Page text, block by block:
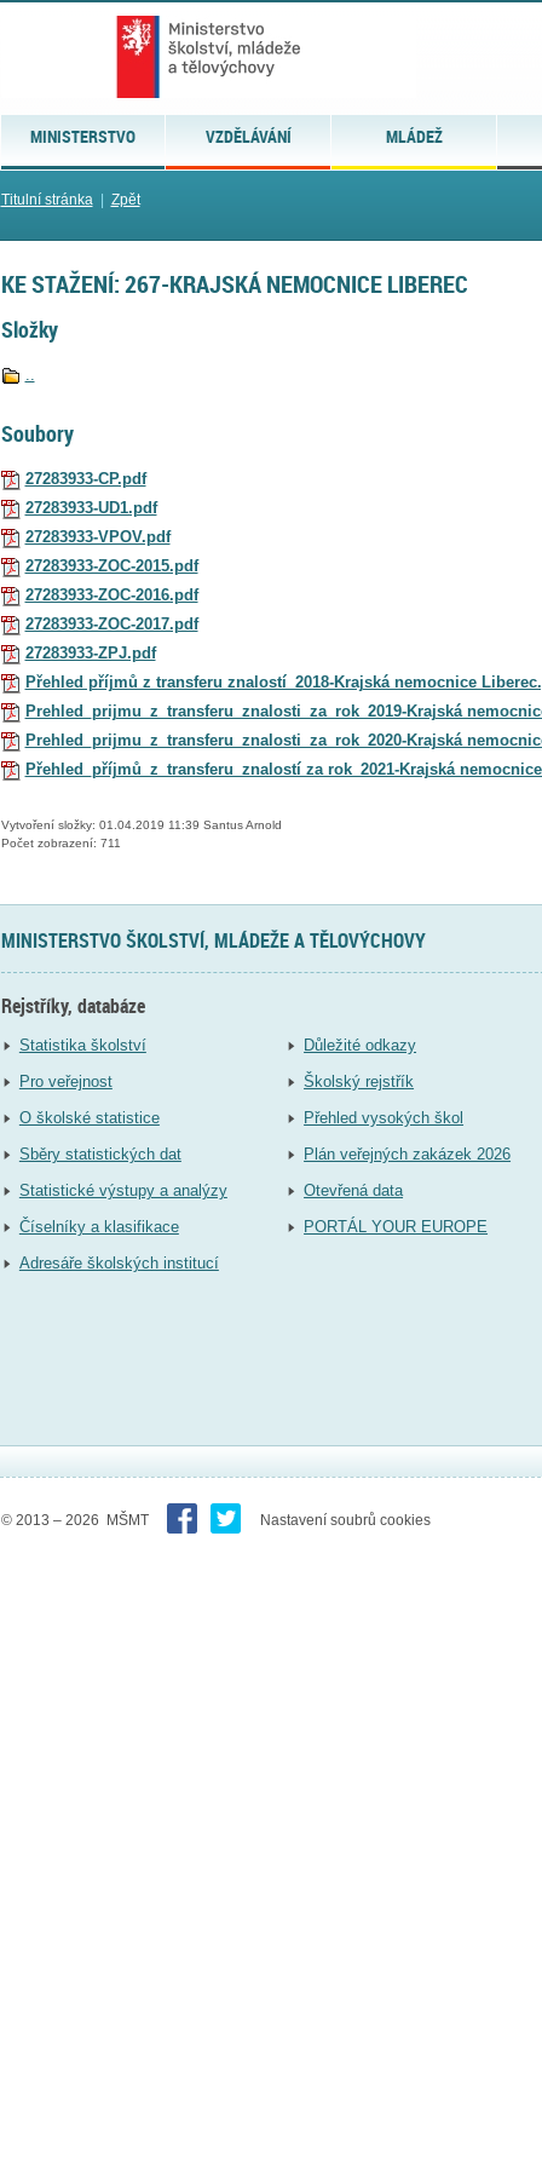
MINISTERSTVO VZDĚLÁVÁNÍ MLÁDEŽ
Titulní stránka| Zpět
KE STAŽENÍ: 267-KRAJSKÁ NEMOCNICE LIBEREC
Složky
..
Soubory
27283933-CP.pdf
27283933-UD1.pdf
27283933-VPOV.pdf
27283933-ZOC-2015.pdf
27283933-ZOC-2016.pdf
27283933-ZOC-2017.pdf
27283933-ZPJ.pdf
Přehled příjmů z transferu znalostí_2018-Krajská nemocnice
Prehled_prijmu_z_transferu_znalosti_za_rok_2019-Krajská
Prehled_prijmu_z_transferu_znalosti_za_rok_2020-Krajská
Přehled_příjmů_z_transferu_znalostí za rok_2021-Krajská
Vytvoření složky: 01.04.2019 11:39 Santus Arnold
Počet zobrazení: 711
MINISTERSTVO ŠKOLSTVÍ, MLÁDEŽE A TĚLOVÝCHOVY
Rejstříky, databáze
Statistika školství
Pro veřejnost
O školské statistice
Sběry statistických dat
Statistické výstupy a analýzy
Číselníky a klasifikace
Adresáře školských institucí
Důležité odkazy
Školský rejstřík
Přehled vysokých škol
Plán veřejných zakázek 2026
Otevřená data
PORTÁL YOUR EUROPE
© 2013 – 2026 MŠMT Nastavení soubrů cookies